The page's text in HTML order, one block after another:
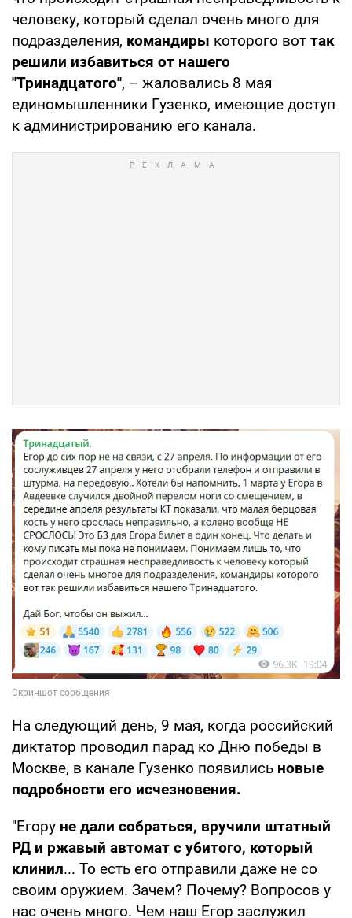
человеку, который сделал очень много для
подразделения, командиры которого вот так
решили избавиться от нашего
"Тринадцатого", – жаловались 8 мая
единомышленники Гузенко, имеющие доступ
к администрированию его канала.
На следующий день, 9 мая, когда российский
диктатор проводил парад ко Дню победы в
Москве, в канале Гузенко появились новые
подробности его исчезновения.
"Егору не дали собраться, вручили штатный
РД и ржавый автомат с убитого, который
клинил... То есть его отправили даже не со
своим оружием. Зачем? Почему? Вопросов у
нас очень много. Чем наш Егор заслужил